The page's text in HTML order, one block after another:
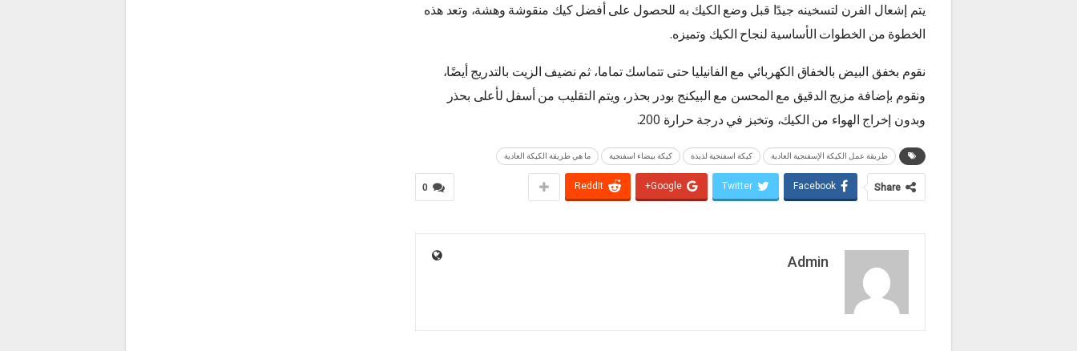
يتم إشعال الفرن لتسخينه جيدًا قبل وضع الكيك به للحصول على أفضل كيك منقوشة وهشة، وتعد هذه
الخطوة من الخطوات الأساسية لنجاح الكيك وتميزه.
نقوم بخفق البيض بالخفاق الكهربائي مع الفانيليا حتى تتماسك تماما، ثم نضيف الزيت بالتدريج أيضًا،
ونقوم بإضافة مزيج الدقيق مع المحسن مع البيكنج بودر بحذر، ويتم التقليب من أسفل لأعلى بحذر
وبدون إخراج الهواء من الكيك، وتخبز في درجة حرارة 200.
طريقة عمل الكيكة الإسفنجية العادية كيكة اسفنجية لذيذة كيكة بيضاء اسفنجية ما هي طريقة الكيكة العادية
0 Share
Facebook
Twitter
Google+
ReddIt
Admin